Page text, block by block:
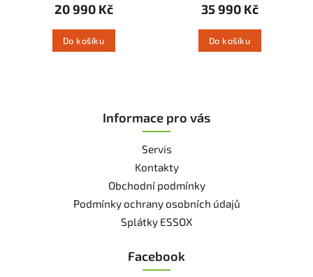
20 990 Kč
Do košíku
35 990 Kč
Do košíku
Informace pro vás
Servis
Kontakty
Obchodní podmínky
Podmínky ochrany osobních údajů
Splátky ESSOX
Facebook